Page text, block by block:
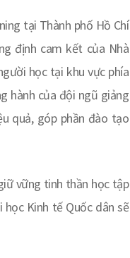
tại Thành phố Hồ Chí
định cam kết của Nhà
học tại khu vực phía
hành của đội ngũ giảng
quả, góp phần đào tạo
vững tinh thần học tập
Kinh tế Quốc dân sẽ